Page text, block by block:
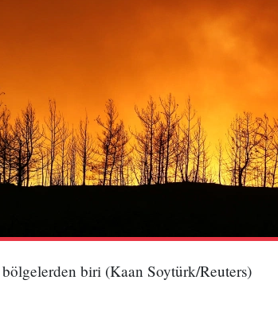
biri (Kaan Soytürk/Reuters)